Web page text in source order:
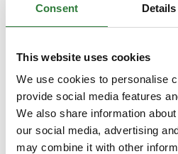
Consent Details
This website uses cookies
We use cookies to personalise
provide social media features
We also share information
our social media, advertising
may combine it with other
Agromek og Danske
til Kartoffeldag
Kartoffelbranchen kommer i
der således danner ramme om
resultatet af et nyt samarbejde